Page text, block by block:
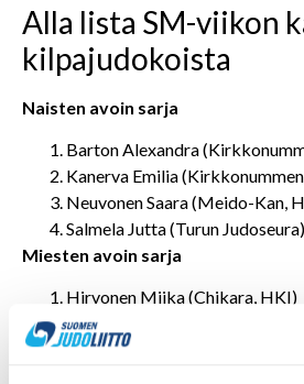
Alla lista SM-viikon
kilpajudokoista
Naisten avoin sarja
Barton Alexandra
Kanerva Emilia
Neuvonen Saara (Meido-Kan,
Salmela Jutta (Turun Judoseura)
Miesten avoin sarja
Hirvonen Miika (Chikara, HKI)
Verlin Klaus (Tampereen Judo)
Laakkonen Aku (Meido-Kan,